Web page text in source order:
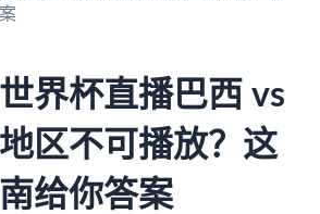
界杯直播巴西 vs
区不可播放？这
给你答案